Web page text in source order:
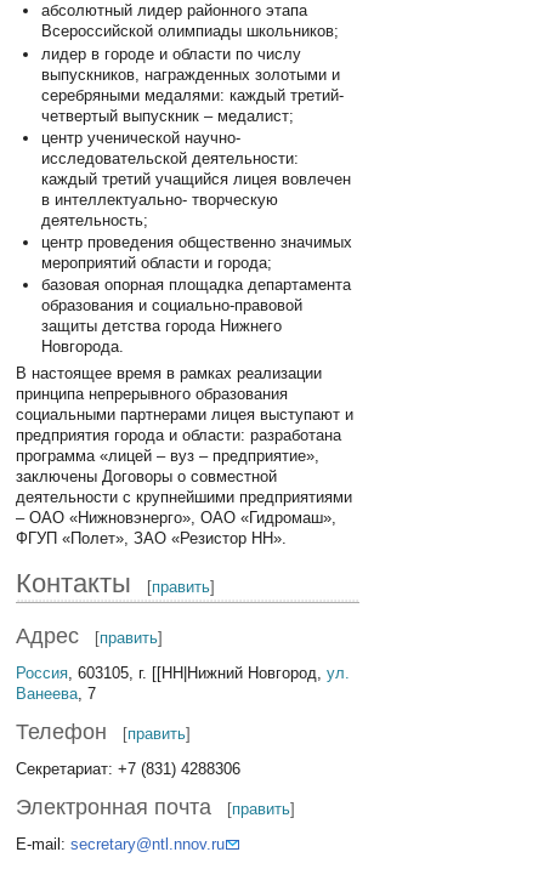
абсолютный лидер районного этапа
Всероссийской олимпиады школьников;
лидер в городе и области по числу
выпускников, награжденных золотыми и
серебряными медалями: каждый третий-
четвертый выпускник – медалист;
центр ученической научно-
исследовательской деятельности:
каждый третий учащийся лицея вовлечен
в интеллектуально- творческую
деятельность;
центр проведения общественно значимых
мероприятий области и города;
базовая опорная площадка департамента
образования и социально-правовой
защиты детства города Нижнего
Новгорода.
В настоящее время в рамках реализации
принципа непрерывного образования
социальными партнерами лицея выступают и
предприятия города и области: разработана
программа «лицей – вуз – предприятие»,
заключены Договоры о совместной
деятельности с крупнейшими предприятиями
– ОАО «Нижновэнерго», ОАО «Гидромаш»,
ФГУП «Полет», ЗАО «Резистор НН».
Контакты [править]
Адрес [править]
Россия , 603105, г. [[НН|Нижний Новгород,ул.
Ванеева , 7
Телефон [править]
Секретариат: +7 (831) 4288306
Электронная почта [править]
E-mail:secretary@ntl.nnov.ru